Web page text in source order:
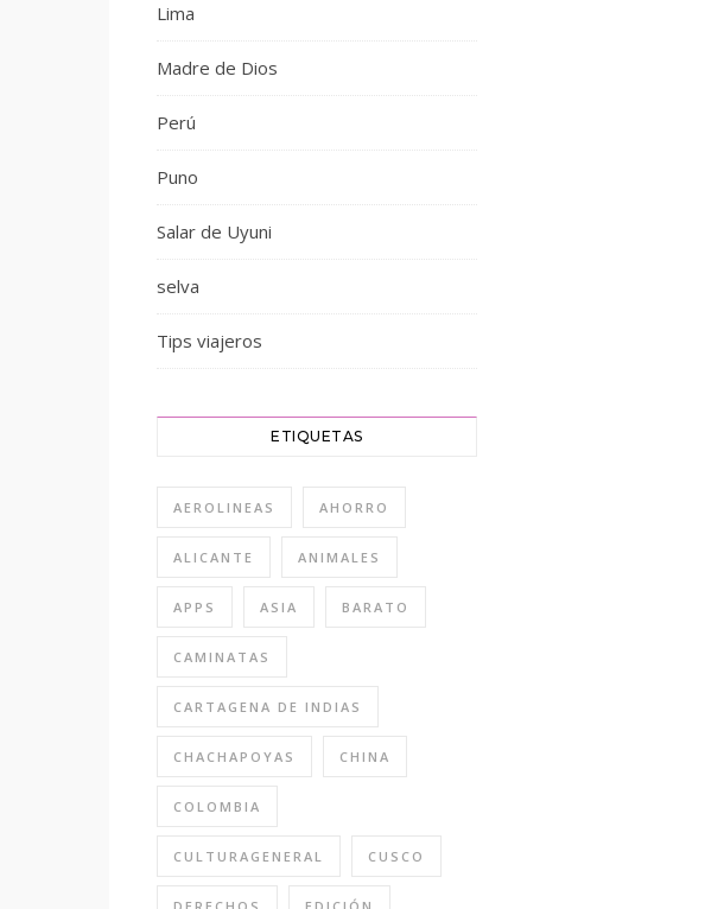
Lima
Madre de Dios
Perú
Puno
Salar de Uyuni
selva
Tips viajeros
ETIQUETAS
AEROLINEAS AHORRO
ALICANTE ANIMALES
APPS ASIA BARATO
CAMINATAS
CARTAGENA DE INDIAS
CHACHAPOYAS CHINA
COLOMBIA
CULTURAGENERAL CUSCO